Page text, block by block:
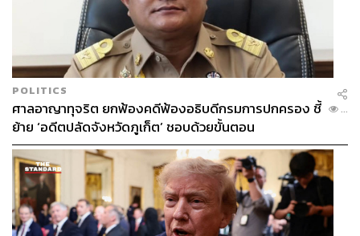
POLITICS
ศาลอาญาทุจริต ยกฟ้องคดีฟ้องอธิบดีกรมการปกครอง ชี้
ย้าย ‘อดีตปลัดจังหวัดภูเก็ต’ ชอบด้วยขั้นตอน
...